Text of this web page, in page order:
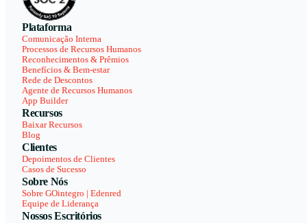
Plataforma
Comunicação Interna
Processos de Recursos Humanos
Reconhecimentos & Prêmios
Benefícios & Bem-estar
Rede de Descontos
Agente de Recursos Humanos
App Builder
Recursos
Baixar Recursos
Blog
Clientes
Depoimentos de Clientes
Casos de Sucesso
Sobre Nós
Sobre GOintegro | Edenred
Equipe de Liderança
Nossos Escritórios